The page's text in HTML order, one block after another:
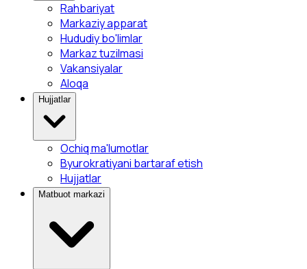
Rahbariyat
Markaziy apparat
Hududiy bo'limlar
Markaz tuzilmasi
Vakansiyalar
Aloqa
Hujjatlar
Ochiq ma'lumotlar
Byurokratiyani bartaraf etish
Hujjatlar
Matbuot markazi